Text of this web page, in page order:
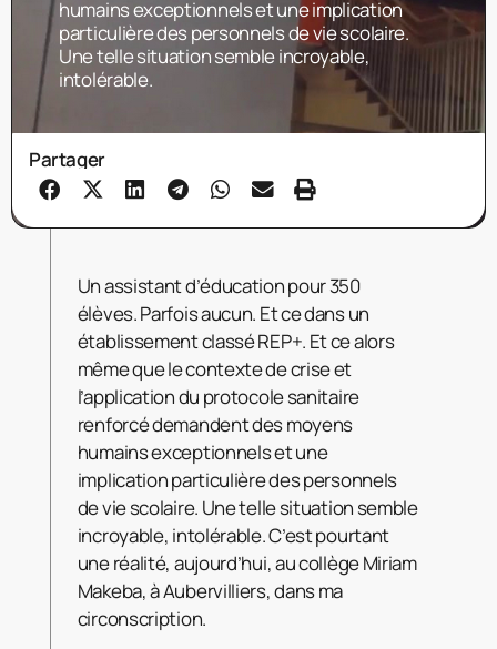
humains exceptionnels et une implication
particulière des personnels de vie scolaire.
Une telle situation semble incroyable,
intolérable.
Partager
Un assistant d’éducation pour 350
élèves. Parfois aucun. Et ce dans un
établissement classé REP+. Et ce alors
même que le contexte de crise et
l’application du protocole sanitaire
renforcé demandent des moyens
humains exceptionnels et une
implication particulière des personnels
de vie scolaire. Une telle situation semble
incroyable, intolérable. C’est pourtant
une réalité, aujourd’hui, au collège Miriam
Makeba, à Aubervilliers, dans ma
circonscription.